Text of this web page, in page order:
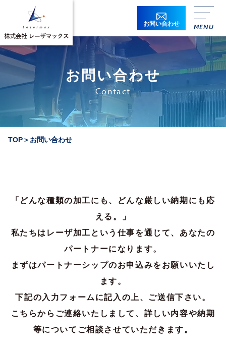
お問い合わせ
お問い合わせ
Contact
TOP＞ お問い合わせ
「どんな種類の加工にも、どんな厳しい納期にも応
える。」
私たちはレーザ加工という仕事を通じて、あなたの
パートナーになります。
まずはパートナーシップのお申込みをお願いいたし
ます。
下記の入力フォームに記入の上、ご送信下さい。
こちらからご連絡いたしまして、詳しい内容や納期
等についてご相談させていただきます。
貴社名
ご担当者様氏名
郵便番号